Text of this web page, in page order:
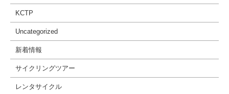
KCTP
Uncategorized
新着情報
サイクリングツアー
レンタサイクル